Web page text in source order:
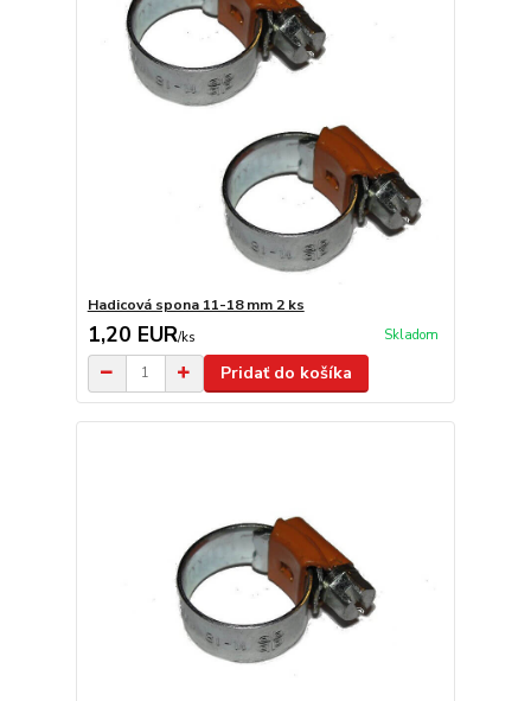
Hadicová spona 11-18 mm 2 ks
1,20 EUR/ks Skladom
Pridať do košíka